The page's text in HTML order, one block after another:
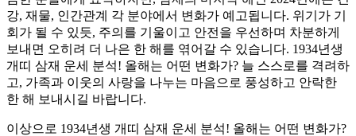
강, 재물, 인간관계 각 분야에서 변화가 예고됩니다. 위기가 기
회가 될 수 있듯, 주의를 기울이고 안전을 우선하며 차분하게
보내면 오히려 더 나은 한 해를 엮어갈 수 있습니다. 1934년생
개띠 삼재 운세 분석! 올해는 어떤 변화가? 늘 스스로를 격려하
고, 가족과 이웃의 사랑을 나누는 마음으로 풍성하고 안락한
한 해 보내시길 바랍니다.
이상으로 1934년생 개띠 삼재 운세 분석! 올해는 어떤 변화가?